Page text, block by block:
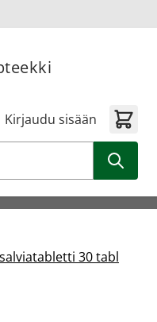
Kirjaudu sisään
30 tabl